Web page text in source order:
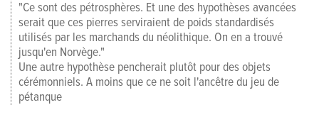
"Ce sont des pétrosphères. Et une des hypothèses avancées
serait que ces pierres serviraient de poids standardisés
utilisés par les marchands du néolithique. On en a trouvé
jusqu'en Norvège."
Une autre hypothèse pencherait plutôt pour des objets
cérémonniels. A moins que ce ne soit l'ancêtre du jeu de
pétanque